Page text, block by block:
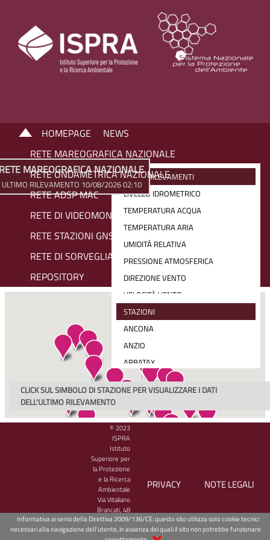
HOMEPAGE
NEWS
RETE MAREOGRAFICA NAZIONALE
RETE ONDAMETRICA NAZIONALE
RETE ADSP MAC
RETE DI VIDEOMONITORAGGIO COSTIERO
RETE STAZIONI GNSS
RETE DI SORVEGLIANZA SIAM
REPOSITORY
ULTIMI RILEVAMENTI
LIVELLO IDROMETRICO
TEMPERATURA ACQUA
TEMPERATURA ARIA
UMIDITÀ RELATIVA
PRESSIONE ATMOSFERICA
DIREZIONE VENTO
VELOCITÀ VENTO
RADIAZIONE SOLARE MEDIA (30 MIN)
PRECIPITAZIONE CUMULATA
VELOCITÀ E DIREZIONE VENTO
STAZIONI
ANCONA
ANZIO
ARBATAX
BARI
CAGLIARI
CARLOFORTE
CATANIA
CETRARO
CIVITAVECCHIA
CROTONE
GAETA
GENOVA
GINOSTRA
MAREOGRAFICA NAZIONALE
ULTIMO RILEVAMENTO 10/08/2026 02:10
CLICK SUL SIMBOLO DI STAZIONE PER VISUALIZZARE I DATI
DELL'ULTIMO RILEVAMENTO
© 2023
ISPRA
Istituto
Superiore per
la Protezione
e la Ricerca
Ambientale
Via Vitaliano
Brancati, 48
00144 Roma
- CF/PIVA
PRIVACY NOTE LEGALI
Informativa ai sensi della Direttiva 2009/136/CE: questo sito utilizza solo cookie tecnici
necessari alla navigazione dell'utente, in assenza dei quali il sito non potrebbe funzionare